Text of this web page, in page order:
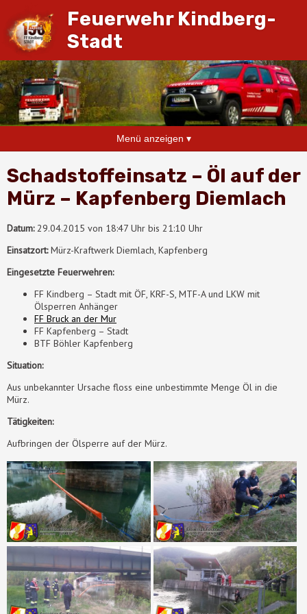
Feuerwehr Kindberg-
Stadt
Menü anzeigen ▾
Schadstoffeinsatz – Öl auf der
Mürz – Kapfenberg Diemlach
Datum:29.04.2015 von 18:47 Uhr bis 21:10 Uhr
Einsatzort:Mürz-Kraftwerk Diemlach, Kapfenberg
Eingesetzte Feuerwehren:
FF Kindberg – Stadt mit ÖF, KRF-S, MTF-A und LKW mit
Ölsperren Anhänger
FF Bruck an der Mur
FF Kapfenberg – Stadt
BTF Böhler Kapfenberg
Situation:
Aus unbekannter Ursache floss eine unbestimmte Menge Öl in die
Mürz.
Tätigkeiten:
Aufbringen der Ölsperre auf der Mürz.